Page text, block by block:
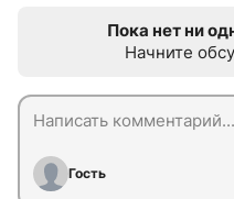
Пока нет ни
Начните
Гость